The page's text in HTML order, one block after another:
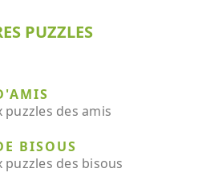
PUZZLES
puzzles des amis
BISOUS
puzzles des bisous